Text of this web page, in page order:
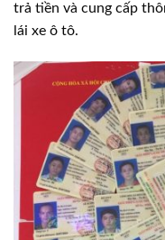
trả tiền và cung cấp
lái xe ô tô.